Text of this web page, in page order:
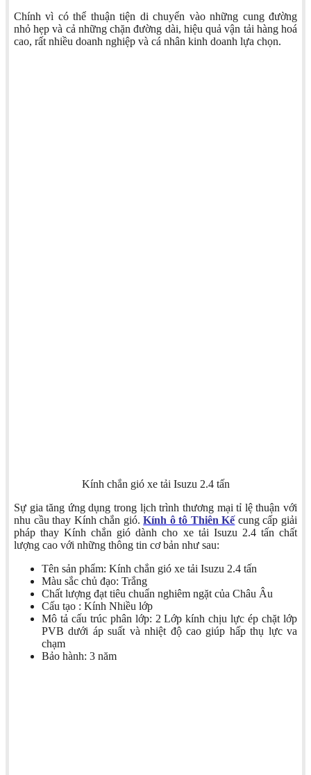
Chính vì có thể thuận tiện di chuyển vào những cung đường
nhỏ hẹp và cả những chặn đường dài, hiệu quả vận tải hàng hoá
cao, rất nhiều doanh nghiệp và cá nhân kinh doanh lựa chọn.
Kính chắn gió xe tải Isuzu 2.4 tấn
Sự gia tăng ứng dụng trong lịch trình thương mại tỉ lệ thuận với
nhu cầu thay Kính chắn gió.Kính ô tô Thiên Kếcung cấp giải
pháp thay Kính chắn gió dành cho xe tải Isuzu 2.4 tấn chất
lượng cao với những thông tin cơ bản như sau:
Tên sản phẩm: Kính chắn gió xe tải Isuzu 2.4 tấn
Màu sắc chủ đạo: Trắng
Chất lượng đạt tiêu chuẩn nghiêm ngặt của Châu Âu
Cấu tạo : Kính Nhiều lớp
Mô tả cấu trúc phân lớp: 2 Lớp kính chịu lực ép chặt lớp
PVB dưới áp suất và nhiệt độ cao giúp hấp thụ lực va
chạm
Bảo hành: 3 năm